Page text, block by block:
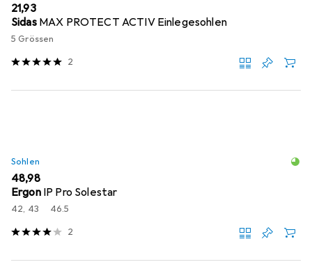
EUR
21,93
Sidas MAX PROTECT ACTIV Einlegesohlen
5 Grössen
2
Sohlen
EUR
48,98
Ergon IP Pro Solestar
42, 43 46.5
2